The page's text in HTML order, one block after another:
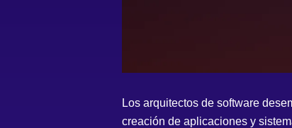
Los arquitectos de software
creación de aplicaciones y